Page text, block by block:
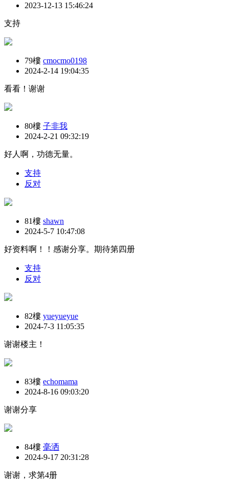
2023-12-13 15:46:24
支持
79樓 cmocmo0198
2024-2-14 19:04:35
看看！谢谢
80樓 子非我
2024-2-21 09:32:19
好人啊，功德无量。
支持
反对
81樓 shawn
2024-5-7 10:47:08
好资料啊！！感谢分享。期待第四册
支持
反对
82樓 yueyueyue
2024-7-3 11:05:35
谢谢楼主！
83樓 echomama
2024-8-16 09:03:20
谢谢分享
84樓 毫洒
2024-9-17 20:31:28
谢谢，求第4册